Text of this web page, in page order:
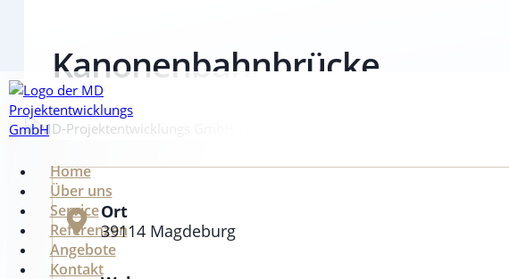
Zum
Inhalt
springen
Home
Über uns
Service
Referenzen
Angebote
Kontakt
Kanonenbahnbrücke
Ort
39114 Magdeburg